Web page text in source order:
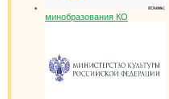
минобразования КО